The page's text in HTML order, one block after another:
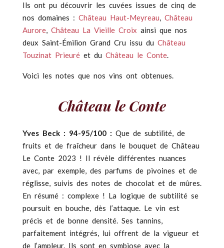
Ils ont pu découvrir les cuvées issues de cinq de
nos domaines : Château Haut-Meyreau, Château
Aurore, Château La Vieille Croix ainsi que nos
deux Saint-Émilion Grand Cru issu du Château
Touzinat Prieuréet du Château le Conte.
Voici les notes que nos vins ont obtenues.
Château le Conte
Yves Beck : 94-95/100 : Que de subtilité, de
fruits et de fraîcheur dans le bouquet de Château
Le Conte 2023 ! Il révèle différentes nuances
avec, par exemple, des parfums de pivoines et de
réglisse, suivis des notes de chocolat et de mûres.
En résumé : complexe ! La logique de subtilité se
poursuit en bouche, dès l’attaque. Le vin est
précis et de bonne densité. Ses tannins,
parfaitement intégrés, lui offrent de la vigueur et
de l’ampleur. Ils sont en symbiose avec la